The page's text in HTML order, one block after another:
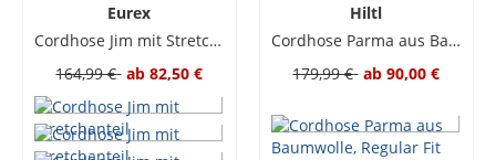
Eurex
Cordhose Jim mit Stretchanteil
164,99 € ab 82,50 €
Hiltl
Cordhose Parma aus Baumwolle, Regular Fit
179,99 € ab 90,00 €